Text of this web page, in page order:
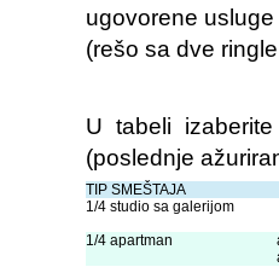
ugovorene
(rešo sa dve
U tabeli
(poslednje
TIP SMEŠTAJA
1/4 studio sa galerijom
1/4 apartman